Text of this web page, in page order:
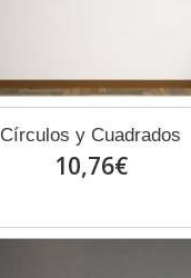
Círculos y Cuadrados
10,76€